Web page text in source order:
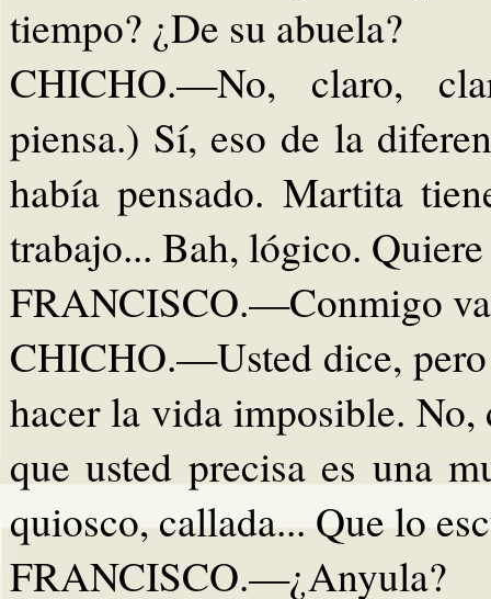
tiempo? ¿De su abuela?
CHICHO.—No, claro,
piensa.) Sí, eso de la
había pensado. Martita
trabajo... Bah, lógico.
FRANCISCO.—Conmigo va
CHICHO.—Usted dice, pero
hacer la vida imposible.
que usted precisa es una
quiosco, callada... Que lo
FRANCISCO.—¿Anyula?